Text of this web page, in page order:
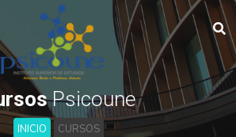
Psicoune
INICIO CURSOS